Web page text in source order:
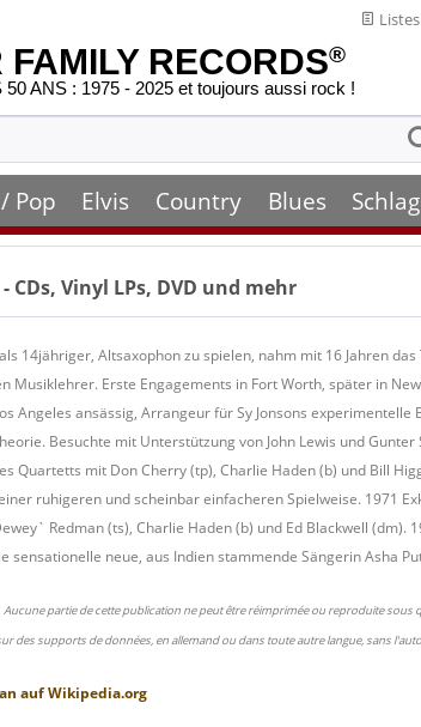
FAMILY RECORDS®
ANS : 1975 - 2025 et toujours aussi rock !
Pop Elvis Country Blues
- CDs, Vinyl LPs, DVD und mehr
14jähriger, Altsaxophon zu spielen, nahm mit 16 Jahren
Musiklehrer. Erste Engagements in Fort Worth, später in
Angeles ansässig, Arrangeur für Sy Jonsons
Besuchte mit Unterstützung von John Lewis und
Quartetts mit Don Cherry (tp), Charlie Haden (b) und Bill
ruhigeren und scheinbar einfacheren Spielweise. 1971
Redman (ts), Charlie Haden (b) und Ed Blackwell (dm).
neue, aus Indien stammende Sängerin Asha
partie de cette publication ne peut être réimprimée ou reproduite
des supports de données, en allemand ou dans toute autre langue, sans
aufWikipedia.org